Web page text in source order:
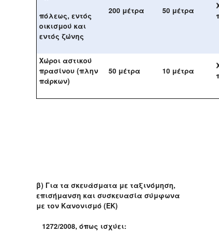
πόλεως, εντός
οικισμού και
εντός ζώνης
200 μέτρα 50 μέτρα
Χώροι αστικού
πρασίνου (πλην
πάρκων)
50 μέτρα 10 μέτρα
β) Για τα σκευάσματα με ταξινόμηση,
επισήμανση και συσκευασία σύμφωνα
με τον Κανονισμό (ΕΚ)
1272/2008, όπως ισχύει: